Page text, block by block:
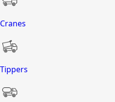
Cranes
Tippers